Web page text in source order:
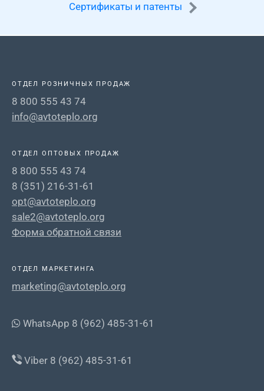
Сертификаты и патенты
ОТДЕЛ РОЗНИЧНЫХ ПРОДАЖ
8 800 555 43 74
info@avtoteplo.org
ОТДЕЛ ОПТОВЫХ ПРОДАЖ
8 800 555 43 74
8 (351) 216-31-61
opt@avtoteplo.org
sale2@avtoteplo.org
Форма обратной связи
ОТДЕЛ МАРКЕТИНГА
marketing@avtoteplo.org
WhatsApp 8 (962) 485-31-61
Viber 8 (962) 485-31-61